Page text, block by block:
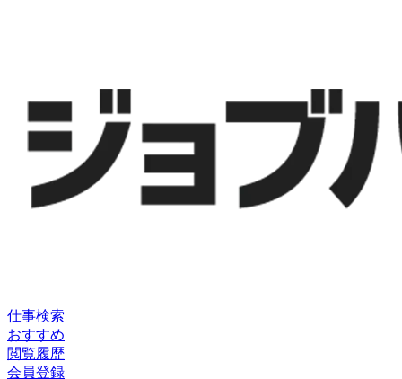
仕事検索
おすすめ
閲覧履歴
会員登録